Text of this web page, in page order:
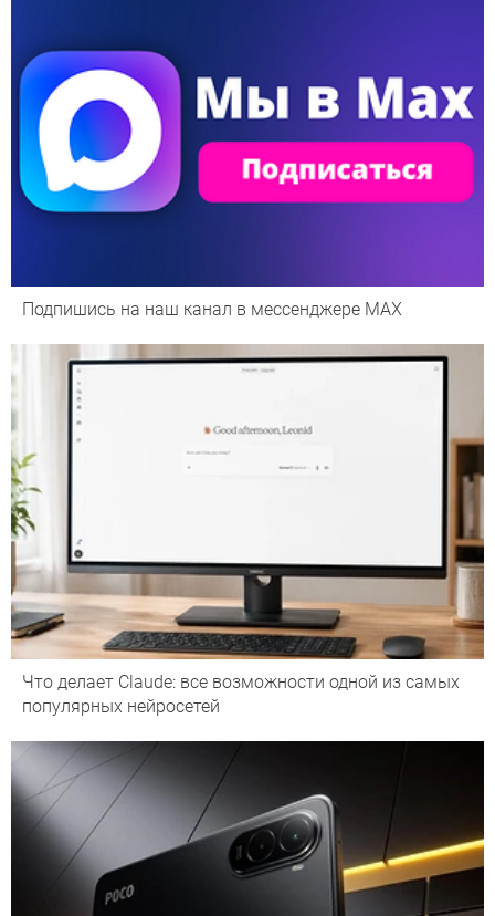
Подпишись на наш канал в мессенджере МАХ
Что делает Сlaude: все возможности одной из самых
популярных нейросетей